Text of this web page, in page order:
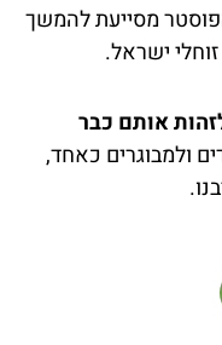
מסייעת להמשך
ישראל.
אותם כבר
ולמבוגרים כאחד,